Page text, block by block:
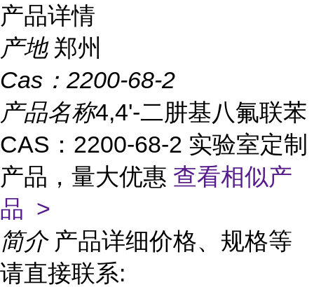
产品详情
产地 郑州
Cas： 2200-68-2
产品名称4,4'-二肼基八氟联苯
CAS：2200-68-2 实验室定制
产品，量大优惠 查看相似产
品 >
简介 产品详细价格、规格等
请直接联系: